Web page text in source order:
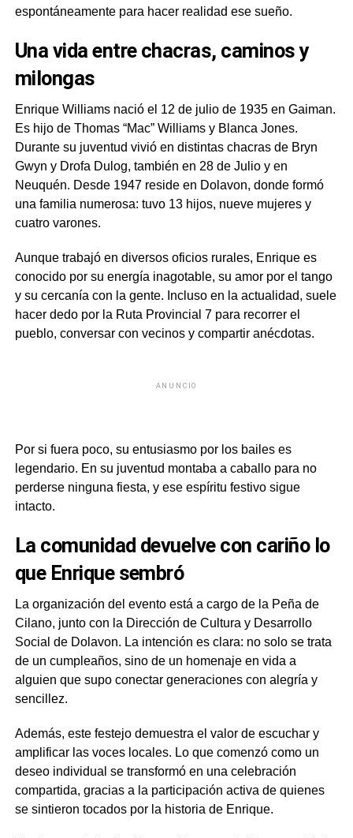
espontáneamente para hacer realidad ese sueño.
Una vida entre chacras, caminos y
milongas
Enrique Williams nació el 12 de julio de 1935 en Gaiman.
Es hijo de Thomas “Mac” Williams y Blanca Jones.
Durante su juventud vivió en distintas chacras de Bryn
Gwyn y Drofa Dulog, también en 28 de Julio y en
Neuquén. Desde 1947 reside en Dolavon, donde formó
una familia numerosa: tuvo 13 hijos, nueve mujeres y
cuatro varones.
Aunque trabajó en diversos oficios rurales, Enrique es
conocido por su energía inagotable, su amor por el tango
y su cercanía con la gente. Incluso en la actualidad, suele
hacer dedo por la Ruta Provincial 7 para recorrer el
pueblo, conversar con vecinos y compartir anécdotas.
ANUNCIO
Por si fuera poco, su entusiasmo por los bailes es
legendario. En su juventud montaba a caballo para no
perderse ninguna fiesta, y ese espíritu festivo sigue
intacto.
La comunidad devuelve con cariño lo
que Enrique sembró
La organización del evento está a cargo de la Peña de
Cilano, junto con la Dirección de Cultura y Desarrollo
Social de Dolavon. La intención es clara: no solo se trata
de un cumpleaños, sino de un homenaje en vida a
alguien que supo conectar generaciones con alegría y
sencillez.
Además, este festejo demuestra el valor de escuchar y
amplificar las voces locales. Lo que comenzó como un
deseo individual se transformó en una celebración
compartida, gracias a la participación activa de quienes
se sintieron tocados por la historia de Enrique.